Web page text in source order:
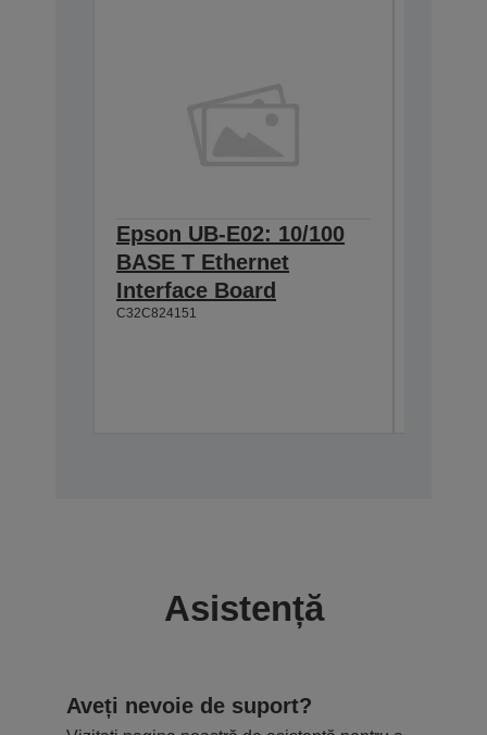
Epson UB-E02: 10/100
BASE T Ethernet
Interface Board
C32C824151
Asistență
Aveți nevoie de suport?